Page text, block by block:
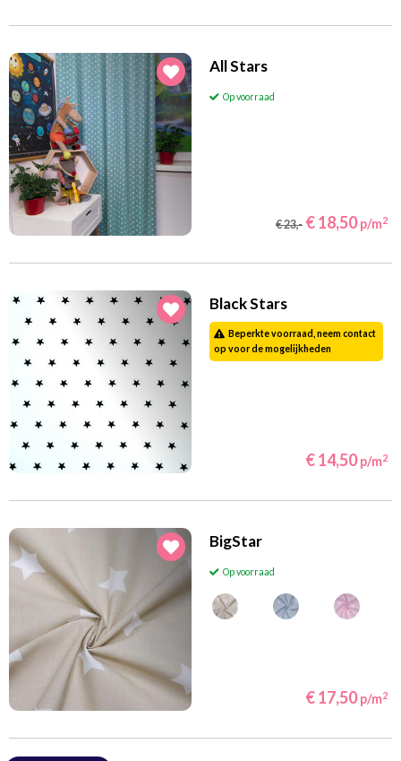
All Stars
Op voorraad
€ 23,- € 18,50 p/m2
Black Stars
Beperkte voorraad, neem contact
op voor de mogelijkheden
€ 14,50 p/m2
BigStar
Op voorraad
€ 17,50 p/m2